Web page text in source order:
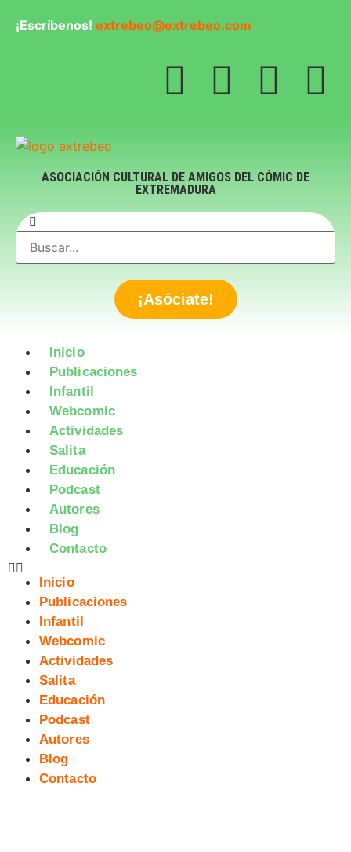
¡Escríbenos! extrebeo@extrebeo.com
ASOCIACIÓN CULTURAL DE AMIGOS DEL CÓMIC DE
EXTREMADURA
¡Asóciate!
Inicio
Publicaciones
Infantil
Webcomic
Actividades
Salita
Educación
Podcast
Autores
Blog
Contacto
Inicio
Publicaciones
Infantil
Webcomic
Actividades
Salita
Educación
Podcast
Autores
Blog
Contacto